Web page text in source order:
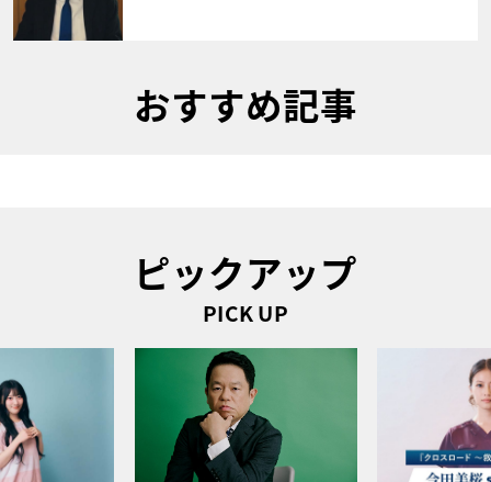
おすすめ記事
ピックアップ
PICK UP